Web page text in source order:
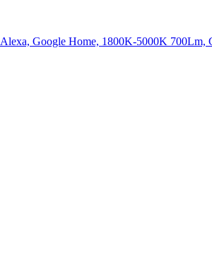
Google Home, 1800K-5000K 700Lm,